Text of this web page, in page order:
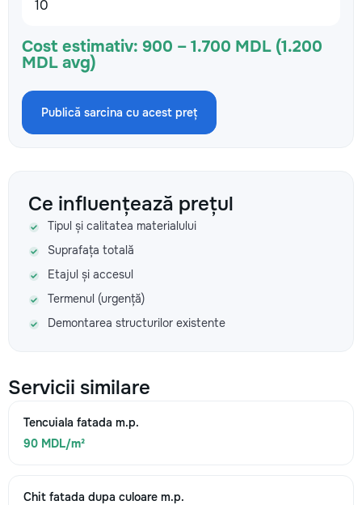
Cost estimativ: 900 – 1.700 MDL (1.200
MDL avg)
Publică sarcina cu acest preț
Ce influențează prețul
Tipul și calitatea materialului
Suprafața totală
Etajul și accesul
Termenul (urgență)
Demontarea structurilor existente
Servicii similare
Tencuiala fatada m.p.
90 MDL/m²
Chit fatada dupa culoare m.p.